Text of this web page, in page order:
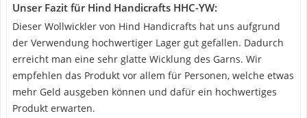
Unser Fazit für Hind Handicrafts HHC-YW:
Dieser Wollwickler von Hind Handicrafts hat uns aufgrund
der Verwendung hochwertiger Lager gut gefallen. Dadurch
erreicht man eine sehr glatte Wicklung des Garns. Wir
empfehlen das Produkt vor allem für Personen, welche etwas
mehr Geld ausgeben können und dafür ein hochwertiges
Produkt erwarten.